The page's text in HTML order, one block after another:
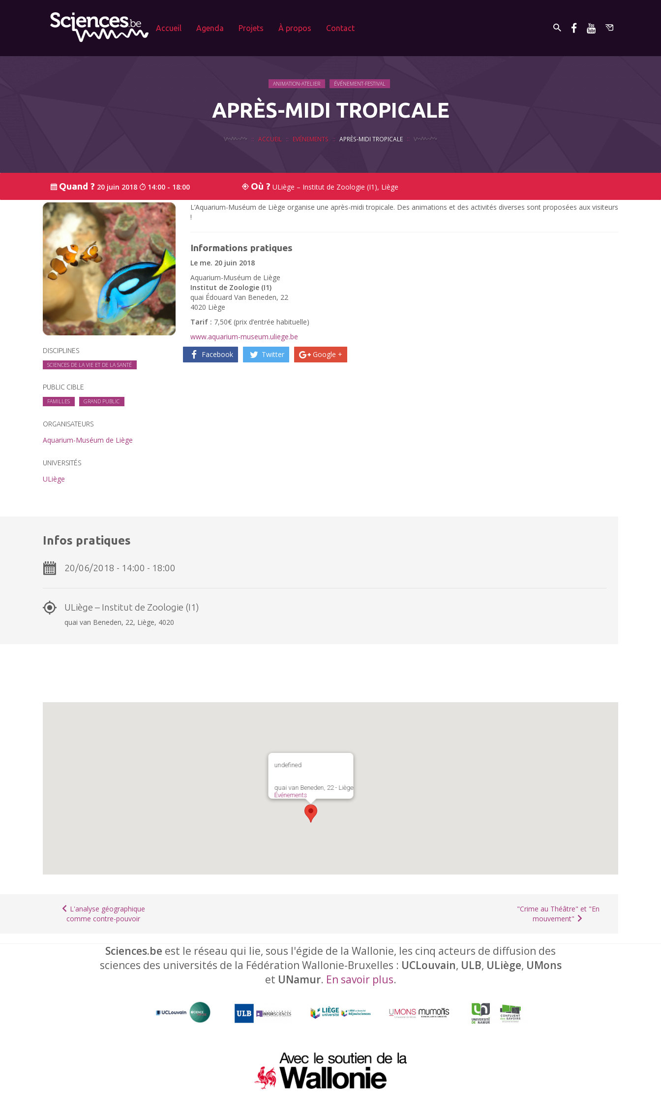
Accueil Agenda Projets À propos Contact
ANIMATION-ATELIER ÉVÉNEMENT-FESTIVAL
APRÈS-MIDI TROPICALE
ACCUEIL EVÉNEMENTS APRÈS-MIDI TROPICALE
Quand ? 20 juin 2018 14:00 - 18:00 Où ? ULiège – Institut de Zoologie (I1), Liège
DISCIPLINES
SCIENCES DE LA VIE ET DE LA SANTÉ
PUBLIC CIBLE
FAMILLES GRAND PUBLIC
ORGANISATEURS
Aquarium-Muséum de Liège
UNIVERSITÉS
ULiège
L’Aquarium-Muséum de Liège organise une après-midi tropicale. Des animations et des activités diverses sont proposées aux visiteurs
!
Informations pratiques
Le me. 20 juin 2018
Aquarium-Muséum de Liège
Institut de Zoologie (I1)
quai Édouard Van Beneden, 22
4020 Liège
Tarif : 7,50€ (prix d’entrée habituelle)
www.aquarium-museum.uliege.be
Facebook
Twitter Google +
Infos pratiques
20/06/2018 - 14:00 - 18:00
ULiège – Institut de Zoologie (I1)
quai van Beneden, 22, Liège, 4020
undefined
quai van Beneden, 22 - Liège
Événements
L'analyse géographique
comme contre-pouvoir
"Crime au Théâtre" et "En
mouvement"
Sciences.be est le réseau qui lie, sous l'égide de la Wallonie, les cinq acteurs de diffusion des
sciences des universités de la Fédération Wallonie-Bruxelles : UCLouvain, ULB, ULiège, UMons
et UNamur. En savoir plus.